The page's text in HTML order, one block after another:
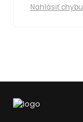
Nahlásiť chybu